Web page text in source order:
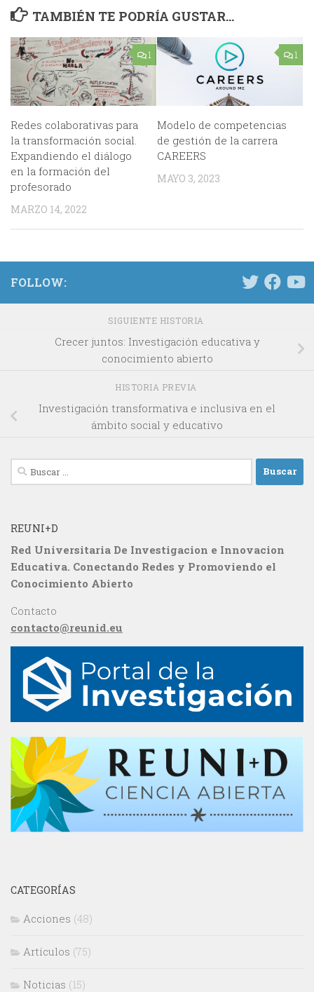
TAMBIÉN TE PODRÍA GUSTAR...
1
Redes colaborativas para
la transformación social.
Expandiendo el diálogo
en la formación del
profesorado
MARZO 14, 2022
1
Modelo de competencias
de gestión de la carrera
CAREERS
MAYO 3, 2023
FOLLOW:
SIGUIENTE HISTORIA
Crecer juntos: Investigación educativa y
conocimiento abierto
HISTORIA PREVIA
Investigación transformativa e inclusiva en el
ámbito social y educativo
Buscar:
REUNI+D
Red Universitaria De Investigacion e Innovacion
Educativa. Conectando Redes y Promoviendo el
Conocimiento Abierto
Contacto
contacto@reunid.eu
CATEGORÍAS
Acciones (48)
Artículos (75)
Noticias (15)